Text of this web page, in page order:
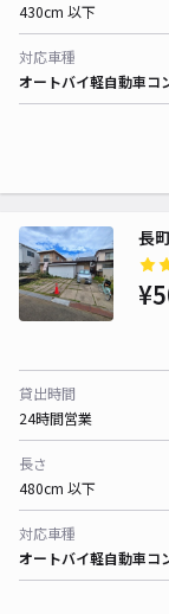
430cm 以下
対応車種
オートバイ軽自動車コ
長
貸出時間
24時間営業
長さ
480cm 以下
対応車種
オートバイ軽自動車コ